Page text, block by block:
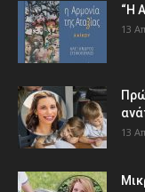
“Η
13
13